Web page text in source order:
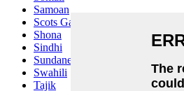
Samoan
Scots Gaelic
Shona
Sindhi
Sundanese
Swahili
Tajik